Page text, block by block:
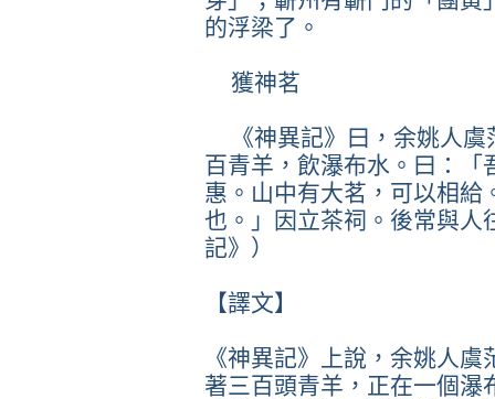
的浮梁了。
獲神茗
《神異記》曰，余姚人虞
百青羊，飲瀑布水。曰：「
惠。山中有大茗，可以相給
也。」因立茶祠。後常與人
記》）
【譯文】
《神異記》上說，余姚人
著三百頭青羊，正在一個瀑